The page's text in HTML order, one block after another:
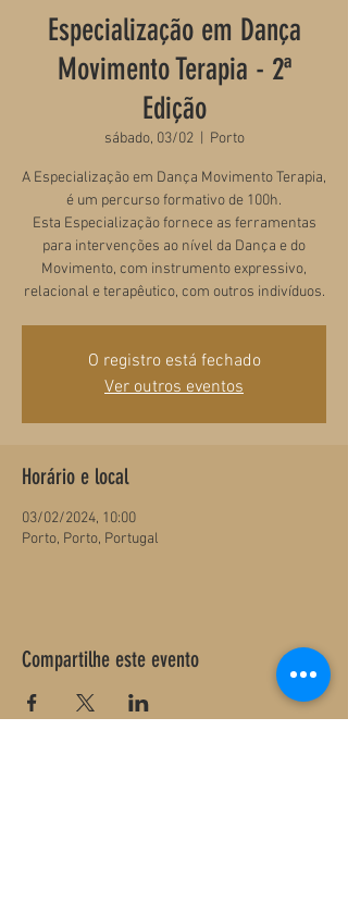
Especialização em Dança
Movimento Terapia - 2ª
Edição
sábado, 03/02
  |
Porto
A Especialização em Dança Movimento Terapia,
é um percurso formativo de 100h.
Esta Especialização fornece as ferramentas
para intervenções ao nível da Dança e do
Movimento, com instrumento expressivo,
relacional e terapêutico, com outros indivíduos.
O registro está fechado
Ver outros eventos
Horário e local
03/02/2024, 10:00
Porto, Porto, Portugal
Compartilhe este evento